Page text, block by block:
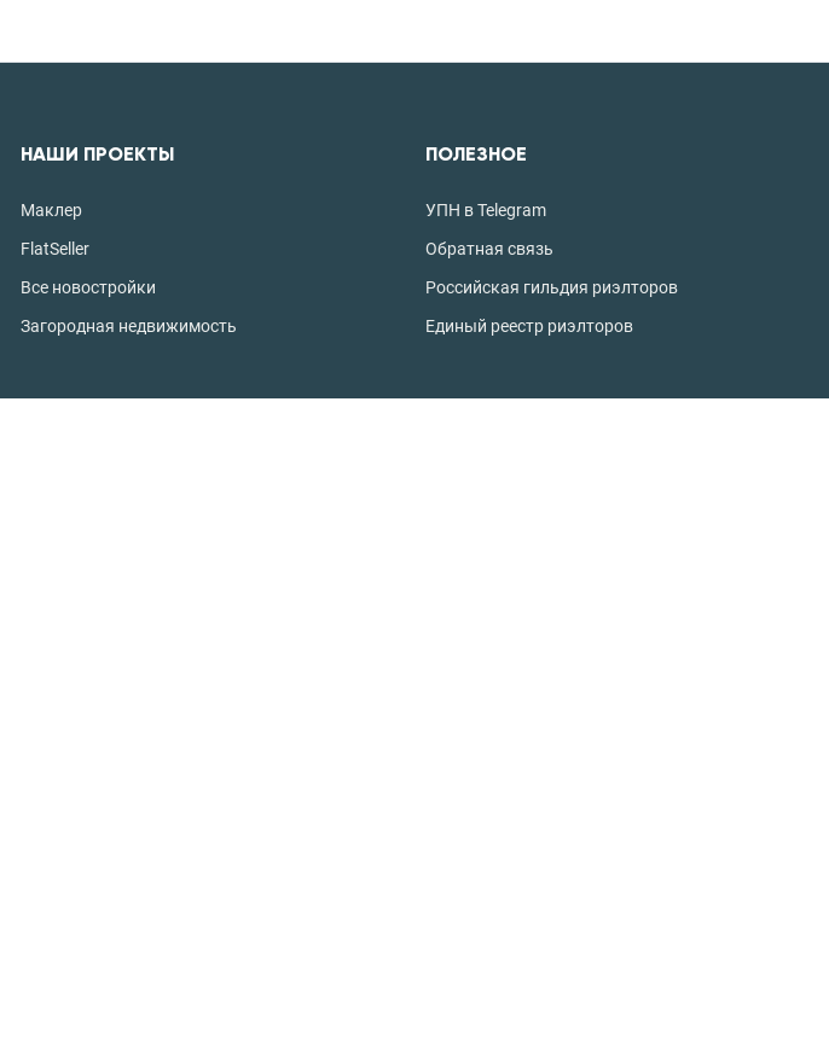
НАШИ ПРОЕКТЫ
Маклер
FlatSeller
Все новостройки
Загородная недвижимость
ПОЛЕЗНОЕ
УПН в Telegram
Обратная связь
Российская гильдия риэлторов
Единый реестр риэлторов